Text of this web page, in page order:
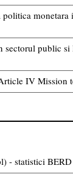
monetara
sectorul public si
IV Mission
- statistici BERD